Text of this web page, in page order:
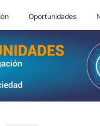
Oportunidades